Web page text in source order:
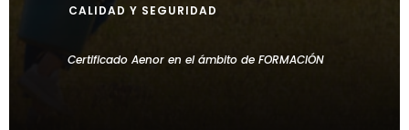
CALIDAD Y SEGURIDAD
Certificado Aenor en el ámbito de FORMACIÓN